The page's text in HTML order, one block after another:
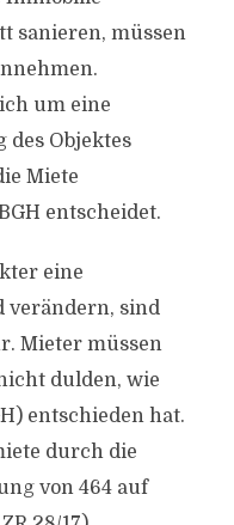
sanieren, müssen
um eine
des Objektes
Miete
entscheidet.
eine
verändern, sind
Mieter müssen
dulden, wie
entschieden hat.
durch die
von 464 auf